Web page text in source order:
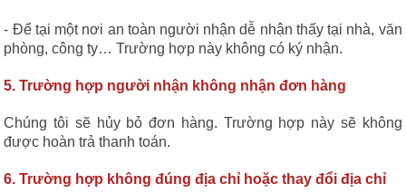
- Để tại một nơi an toàn người nhận dễ nhận thấy tại nhà, văn
phòng, công ty… Trường hợp này không có ký nhận.
5. Trường hợp người nhận không nhận đơn hàng
Chúng tôi sẽ hủy bỏ đơn hàng. Trường hợp này sẽ không
được hoàn trả thanh toán.
6. Trường hợp không đúng địa chỉ hoặc thay đổi địa chỉ